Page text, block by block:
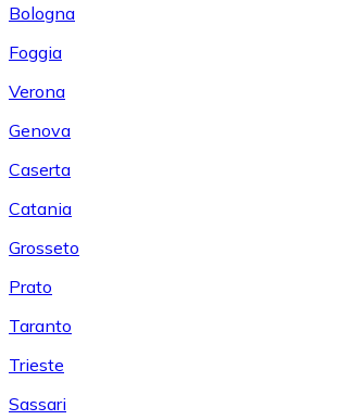
Bologna
Foggia
Verona
Genova
Caserta
Catania
Grosseto
Prato
Taranto
Trieste
Sassari